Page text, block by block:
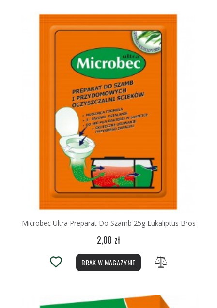
Microbec Ultra Preparat Do Szamb 25g Eukaliptus Bros
2,00 zł
BRAK W MAGAZYNIE